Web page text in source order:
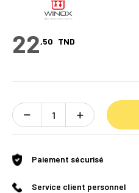
22,50 TND
Paiement sécurisé
Service client personnel